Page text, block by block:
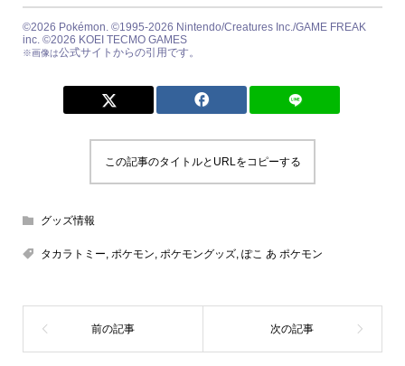
©2026 Pokémon. ©1995-2026 Nintendo/Creatures Inc./GAME FREAK
inc. ©2026 KOEI TECMO GAMES
※画像は公式サイトからの引用です。
この記事のタイトルとURLをコピーする
グッズ情報
タカラトミー ポケモン ポケモングッズ, ぽこ あ ポケモン